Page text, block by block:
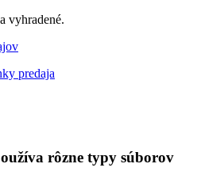
vyhradené.
predaja
rôzne typy súborov